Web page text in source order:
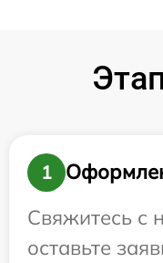
1
Свяжитесь с
оставьте